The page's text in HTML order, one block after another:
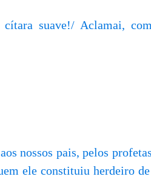
suave!/ Aclamai,
nossos pais, pelos
ele constituiu herdeiro de